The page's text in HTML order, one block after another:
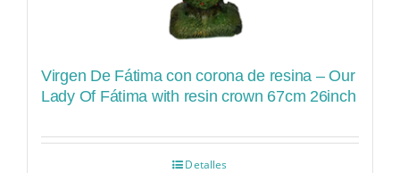
Virgen De Fátima con corona de resina – Our
Lady Of Fátima with resin crown 67cm 26inch
Detalles